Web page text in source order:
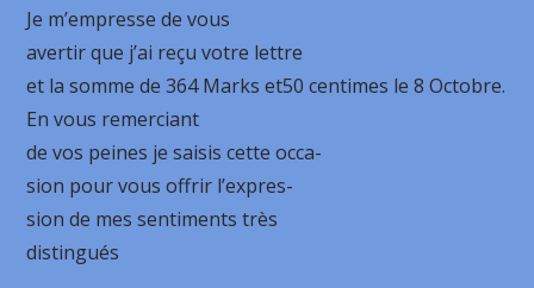
Je m’empresse de vous
avertir que j’ai reçu votre lettre
et la somme de 364 Marks et50 centimes le 8 Octobre.
En vous remerciant
de vos peines je saisis cette occa-
sion pour vous offrir l’expres-
sion de mes sentiments très
distingués